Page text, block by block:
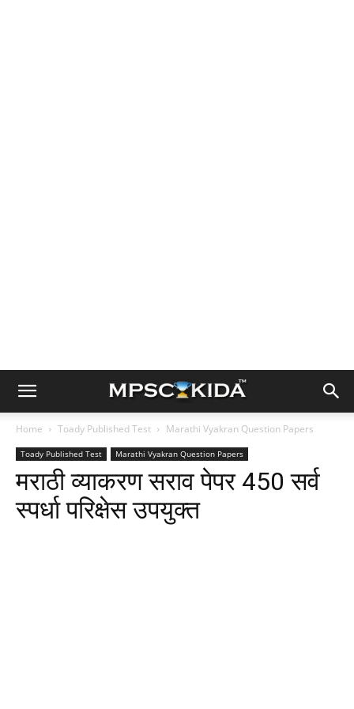
Home Toady Published Test Marathi Vyakran Question Papers
Toady Published Test Marathi Vyakran Question Papers
मराठी व्याकरण सराव पेपर 450 सर्व
स्पर्धा परिक्षेस उपयुक्त